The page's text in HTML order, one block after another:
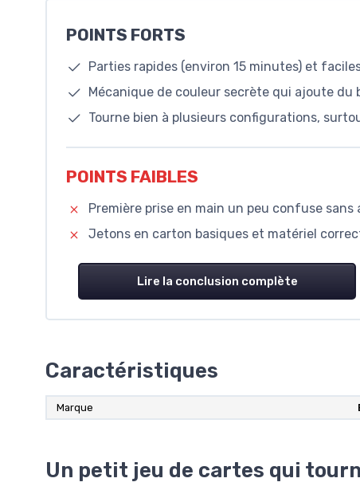
POINTS FORTS
Parties rapides (environ 15 minutes) et
Mécanique de couleur secrète qui ajoute
Tourne bien à plusieurs configurations,
POINTS FAIBLES
Première prise en main un peu confuse
Jetons en carton basiques et matériel
Lire la conclusion complète
Caractéristiques
Marque
Un petit jeu de cartes qui